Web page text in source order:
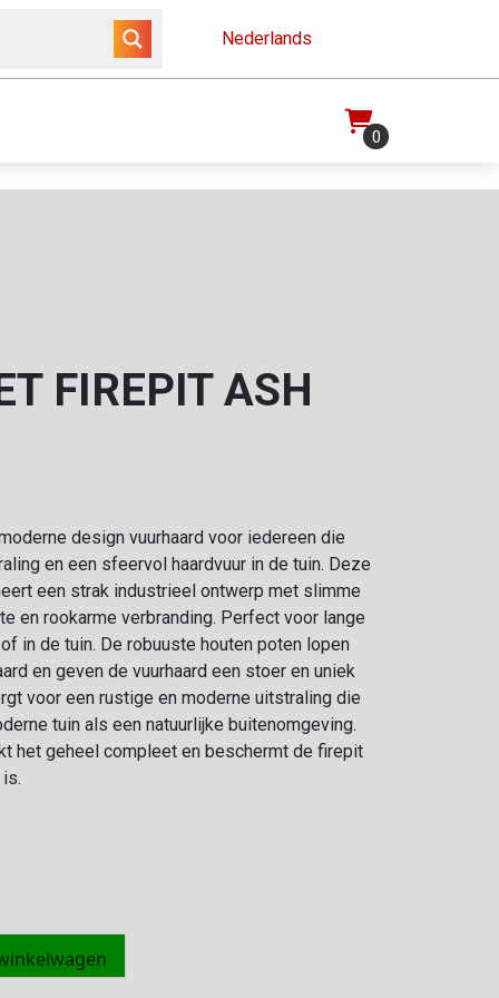
Nederlands
0
FIREPIT ASH
design vuurhaard voor iedereen die
en een sfeervol haardvuur in de tuin. Deze
een strak industrieel ontwerp met slimme
en rookarme verbranding. Perfect voor lange
in de tuin. De robuuste houten poten lopen
en geven de vuurhaard een stoer en uniek
voor een rustige en moderne uitstraling die
tuin als een natuurlijke buitenomgeving.
het geheel compleet en beschermt de firepit